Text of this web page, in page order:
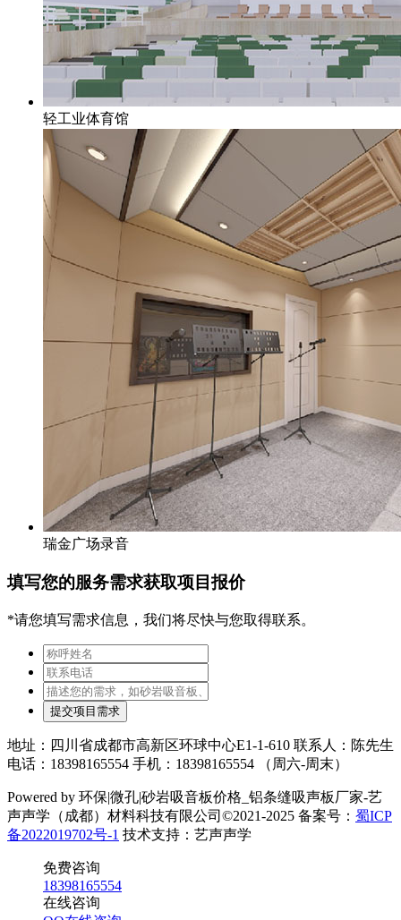
轻工业体育馆
瑞金广场录音
填写您的服务需求获取项目报价
*请您填写需求信息，我们将尽快与您取得联系。
提交项目需求
地址：四川省成都市高新区环球中心E1-1-610 联系人：陈先生
电话：18398165554 手机：18398165554 （周六-周末）
Powered by 环保|微孔|砂岩吸音板价格_铝条缝吸声板厂家-艺
声声学（成都）材料科技有限公司©2021-2025 备案号： 蜀ICP
备2022019702号-1 技术支持：艺声声学
免费咨询
18398165554
在线咨询